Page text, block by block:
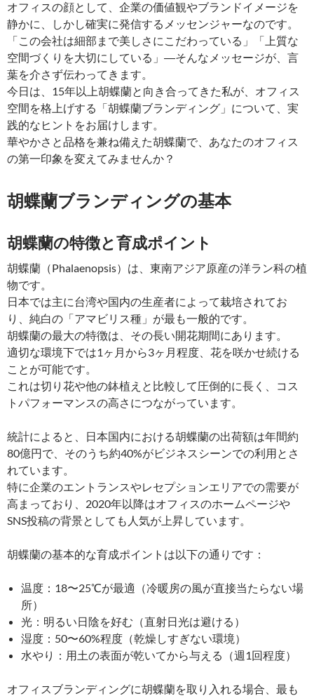
オフィスの顔として、企業の価値観やブランドイメージを
静かに、しかし確実に発信するメッセンジャーなのです。
「この会社は細部まで美しさにこだわっている」「上質な
空間づくりを大切にしている」―そんなメッセージが、言
葉を介さず伝わってきます。
今日は、15年以上胡蝶蘭と向き合ってきた私が、オフィス
空間を格上げする「胡蝶蘭ブランディング」について、実
践的なヒントをお届けします。
華やかさと品格を兼ね備えた胡蝶蘭で、あなたのオフィス
の第一印象を変えてみませんか？
胡蝶蘭ブランディングの基本
胡蝶蘭の特徴と育成ポイント
胡蝶蘭（Phalaenopsis）は、東南アジア原産の洋ラン科の植
物です。
日本では主に台湾や国内の生産者によって栽培されてお
り、純白の「アマビリス種」が最も一般的です。
胡蝶蘭の最大の特徴は、その長い開花期間にあります。
適切な環境下では1ヶ月から3ヶ月程度、花を咲かせ続ける
ことが可能です。
これは切り花や他の鉢植えと比較して圧倒的に長く、コス
トパフォーマンスの高さにつながっています。
統計によると、日本国内における胡蝶蘭の出荷額は年間約
80億円で、そのうち約40%がビジネスシーンでの利用とさ
れています。
特に企業のエントランスやレセプションエリアでの需要が
高まっており、2020年以降はオフィスのホームページや
SNS投稿の背景としても人気が上昇しています。
胡蝶蘭の基本的な育成ポイントは以下の通りです：
温度：18〜25℃が最適（冷暖房の風が直接当たらない場
所）
光：明るい日陰を好む（直射日光は避ける）
湿度：50〜60%程度（乾燥しすぎない環境）
水やり：用土の表面が乾いてから与える（週1回程度）
オフィスブランディングに胡蝶蘭を取り入れる場合、最も